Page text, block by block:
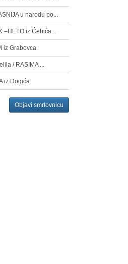
u narodu po...
–HETO iz Ćehića...
iz Grabovca
/ RASIMA ...
iz Đogića
Objavi smrtovnicu